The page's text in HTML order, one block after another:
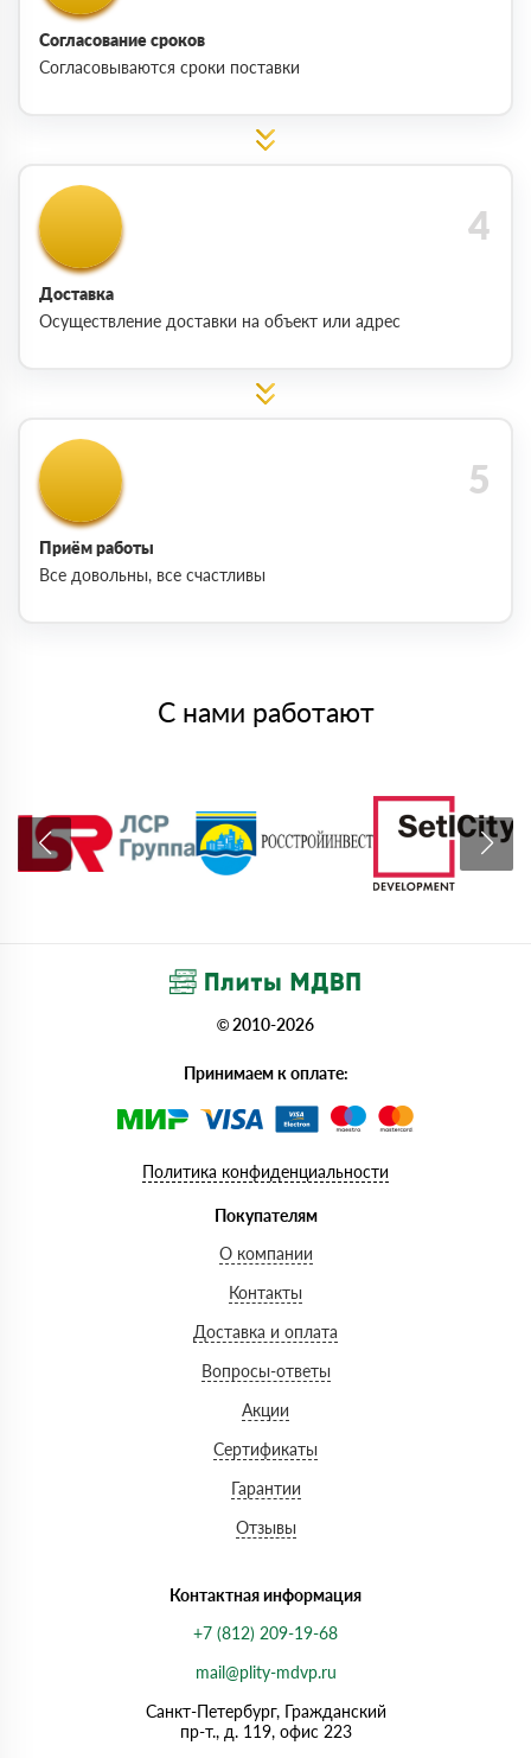
Согласование сроков
Согласовываются сроки поставки
Доставка
Осуществление доставки на объект или адрес
Приём работы
Все довольны, все счастливы
С нами работают
© 2010-2026
Принимаем к оплате:
Политика конфиденциальности
Покупателям
О компании
Контакты
Доставка и оплата
Вопросы-ответы
Акции
Сертификаты
Гарантии
Отзывы
Контактная информация
+7 (812) 209-19-68
mail@plity-mdvp.ru
Санкт-Петербург, Граждaнский
пр-т., д. 119, офис 223